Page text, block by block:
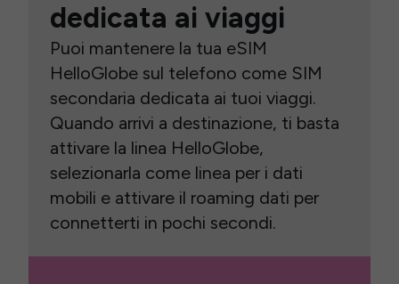
dedicata ai viaggi
Puoi mantenere la tua eSIM
HelloGlobe sul telefono come SIM
secondaria dedicata ai tuoi viaggi.
Quando arrivi a destinazione, ti basta
attivare la linea HelloGlobe,
selezionarla come linea per i dati
mobili e attivare il roaming dati per
connetterti in pochi secondi.